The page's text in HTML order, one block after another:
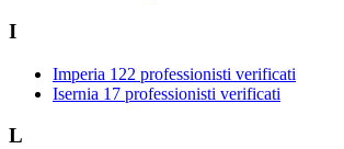
I
Imperia 122 professionisti verificati
Isernia 17 professionisti verificati
L